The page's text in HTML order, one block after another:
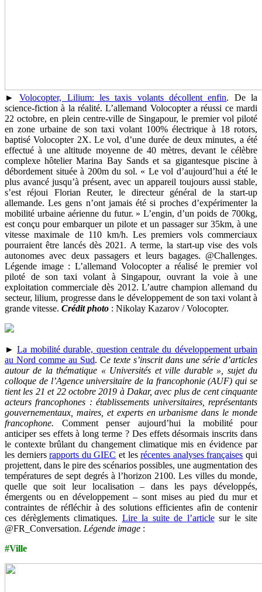
►Volocopter, Lilium: les taxis volants décollent enfin. De la
science-fiction à la réalité. L’allemand Volocopter a réussi ce mardi
22 octobre, en plein centre-ville de Singapour, le premier vol piloté
en zone urbaine de son taxi volant 100% électrique à 18 rotors,
baptisé Volocopter 2X. Le vol, d’une durée de deux minutes, a été
effectué à une altitude moyenne de 40 mètres, devant le célèbre
complexe hôtelier Marina Bay Sands et sa gigantesque piscine à
débordement située à 200m du sol. « Le vol d’aujourd’hui a été le
plus avancé jusqu’à présent, avec un appareil toujours aussi stable,
s’est réjoui Florian Reuter, le directeur général de la start-up
allemande. Les gens n’ont jamais été si proches d’expérimenter la
mobilité urbaine aérienne du futur. » L’engin, d’un poids de 700kg,
est conçu pour embarquer un pilote et un passager sur 35km, à une
vitesse maximale de 110 km/h. Les premiers vols commerciaux
pourraient être lancés dès 2021. A terme, la start-up vise des vols
autonomes avec deux passagers et leurs bagages. @Challenges.
Légende image : L’allemand Volocopter a réalisé le premier vol
piloté de son taxi volant à Singapour, ouvrant la voie à une
exploitation commerciale dès 2012. L’autre champion allemand du
secteur, lilium, progresse dans le développement de son taxi volant à
grande vitesse. Crédit photo : Nikolay Kazarov / Volocopter.
►La mobilité durable, question centrale du développement urbain
au Nord comme au Sud. Ce texte s’inscrit dans une série d’articles
autour de la thématique « Universités et ville durable », sujet du
colloque de l’Agence universitaire de la francophonie (AUF) qui se
tient les 21 et 22 octobre 2019 à Dakar, avec plus de cent cinquante
acteurs francophones : établissements universitaires, représentants
gouvernementaux, maires, et experts en urbanisme dans le monde
francophone. Comment penser aujourd’hui la mobilité pour
anticiper ses effets à long terme ? Des effets désormais inscrits dans
le contexte brûlant du changement climatique mis en évidence par
les derniersrapports du GIEC et lesrécentes analyses françaises qui
projettent, dans le pire des scénarios possibles, une augmentation des
températures de sept degrés à l’horizon 2100. Les villes du monde,
quelle que soit leur localisation – dans les pays développés,
émergents ou en développement – sont mises au pied du mur et
contraintes de réfléchir à des solutions efficientes afin de contenir
ces dérèglements climatiques. Lire la suite de l’articlesur le site
@FR_Conversation. Légende image :
#Ville